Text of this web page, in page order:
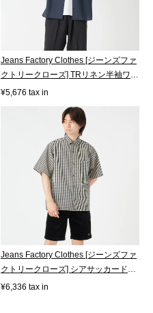
Jeans Factory Clothes [ジーンズファ
クトリークローズ] TRリネン半袖ワ
ン...
¥5,676 tax in
Jeans Factory Clothes [ジーンズファ
クトリークローズ] シアサッカード
ロ...
¥6,336 tax in